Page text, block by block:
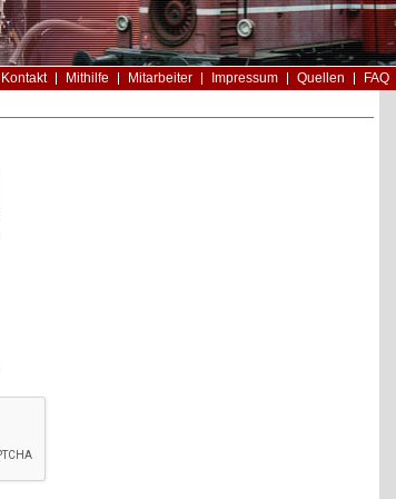
Kontakt Mithilfe Mitarbeiter Impressum Quellen
FAQ